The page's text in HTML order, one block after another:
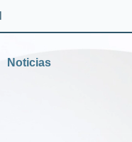
Noticias